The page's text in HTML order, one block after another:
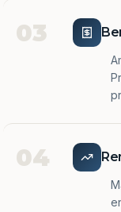
03
04